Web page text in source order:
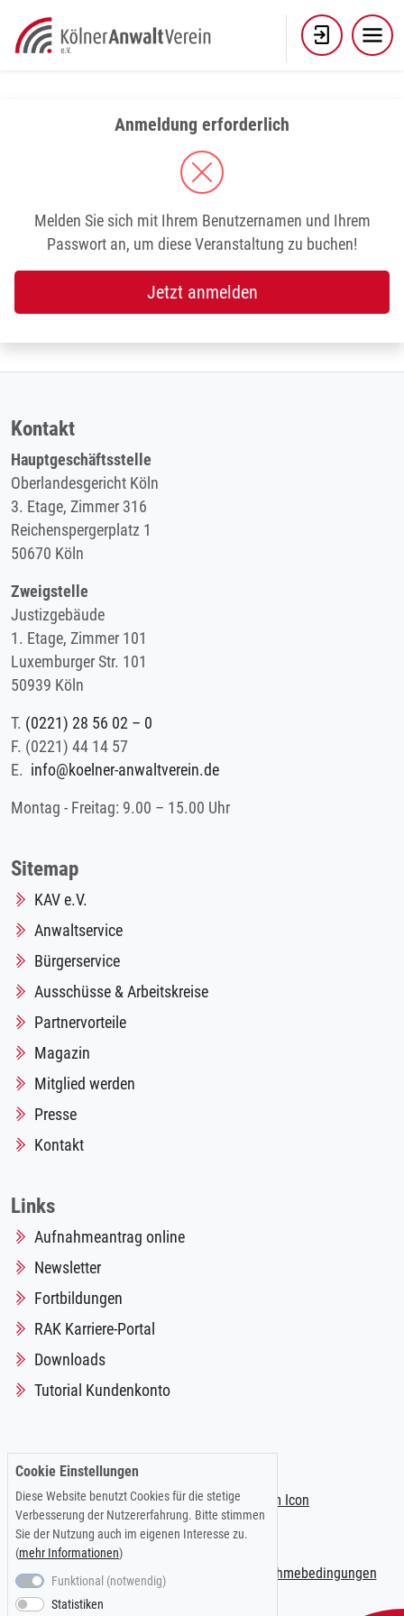
content
Anmeldung erforderlich
Melden Sie sich mit Ihrem Benutzernamen und Ihrem
Passwort an, um diese Veranstaltung zu buchen!
Jetzt anmelden
Kontakt
Hauptgeschäftsstelle
Oberlandesgericht Köln
3. Etage, Zimmer 316
Reichenspergerplatz 1
50670 Köln
Zweigstelle
Justizgebäude
1. Etage, Zimmer 101
Luxemburger Str. 101
50939 Köln
T. (0221) 28 56 02 – 0
F. (0221) 44 14 57
E. info@koelner-anwaltverein.de
Montag - Freitag: 9.00 – 15.00 Uhr
Sitemap
KAV e.V.
Anwaltservice
Bürgerservice
Ausschüsse & Arbeitskreise
Partnervorteile
Magazin
Mitglied werden
Presse
Kontakt
Links
Aufnahmeantrag online
Newsletter
Fortbildungen
RAK Karriere-Portal
Downloads
Tutorial Kundenkonto
Impressum |Datenschutzerklärung Teilnahmebedingungen
Cookie Einstellungen
Diese Website benutzt Cookies für die stetige
Verbesserung der Nutzererfahrung. Bitte stimmen
Sie der Nutzung auch im eigenen Interesse zu.
(mehr Informationen)
Funktional (notwendig)
Statistiken